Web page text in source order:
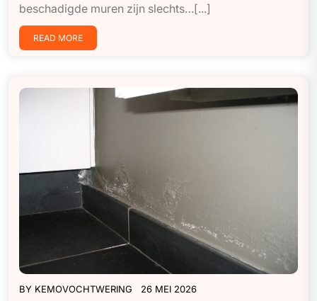
beschadigde muren zijn slechts…[...]
READ MORE
BY KEMOVOCHTWERING 26 MEI 2026